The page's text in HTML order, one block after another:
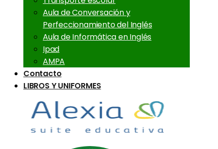
Aula de Conversación y
Perfeccionamiento del Inglés
Aula de Informática en Inglés
Ipad
AMPA
Contacto
LIBROS Y UNIFORMES